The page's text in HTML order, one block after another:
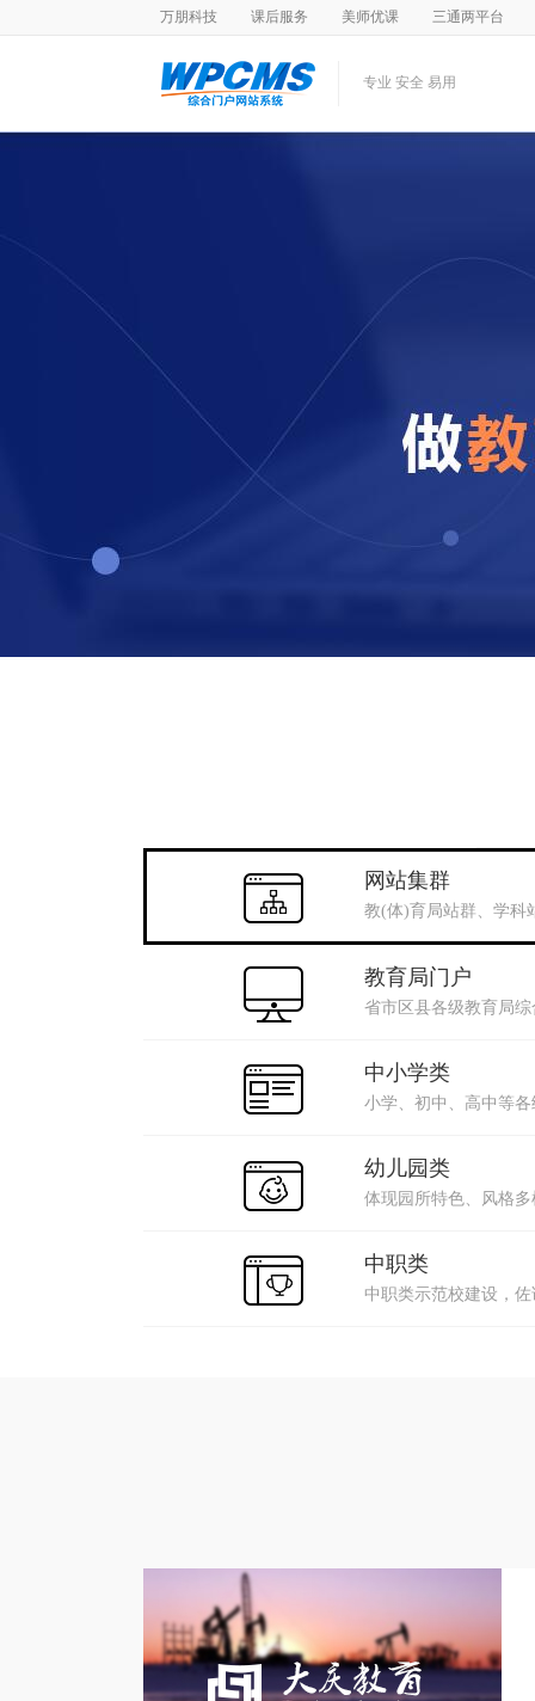
万朋科技 课后服务 美师优课 三通两平台
专业 安全 易用
网站集群
教(体)育局站群、学科
教育局门户
省市区县各级教育局
中小学类
小学、初中、高中等
幼儿园类
体现园所特色、风格
中职类
中职类示范校建设，